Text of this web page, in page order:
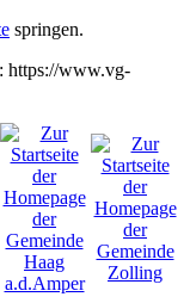
springen.
https://www.vg-